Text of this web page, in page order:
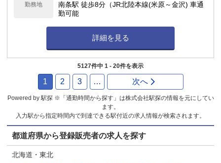
勤務地
南条駅 徒歩8分（JR北陸本線(米原～金沢) 車通
勤可能
詳細を見る
5127件中 1 - 20件を表示
1 2 3 … 次へ
Powered by 駅探 ※「通勤時間から探す」は株式会社駅探の情報を元にしてい
ます。
入力駅から指定時間内で到達できる駅付近の求人情報が検索されます。
都道府県から登録販売者の求人を探す
北海道・東北